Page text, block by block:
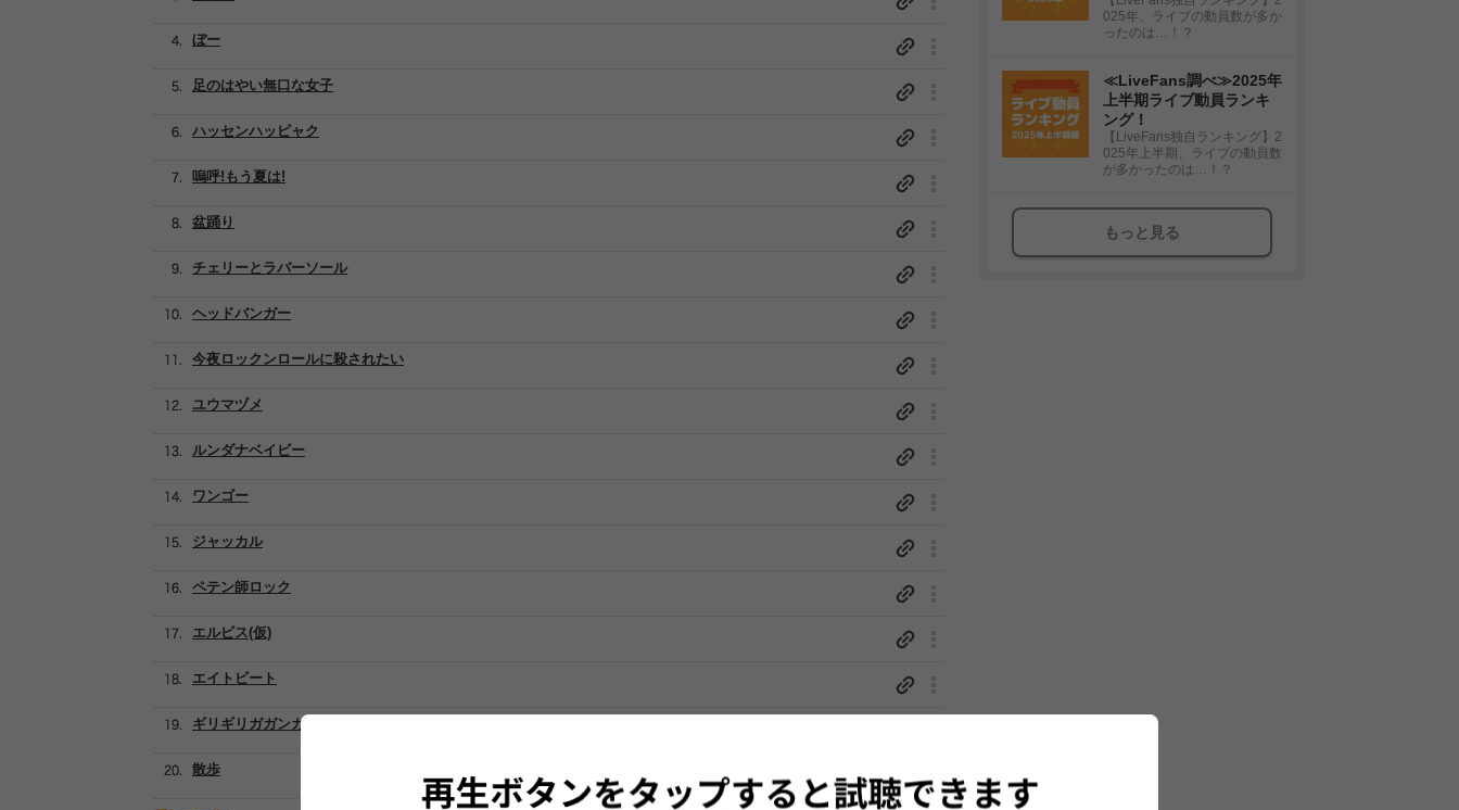
ぼー
盆踊り
ヘッドバンガー
足のはやい無口な女子
ハッセンハッピャク
嗚呼!もう夏は!
チェリーとラバーソール
今夜ロックンロールに殺されたい
ユウマヅメ
ルンダナベイビー
ワンゴー
ジャッカル
ペテン師ロック
エルビス(仮)
エイトビート
ギリギリガガンガン
散歩
025年、ライブの動員数が多か
ったのは…！？
≪LiveFans調べ≫2025年
上半期ライブ動員ランキ
ング！
【LiveFans独自ランキング】2
025年上半期、ライブの動員数
が多かったのは…！？
もっと見る